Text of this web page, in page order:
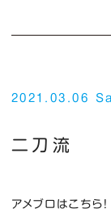
2021.03.06
二刀流
アメブロはこちら！